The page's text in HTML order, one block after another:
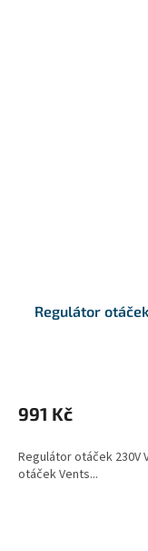
Regulátor
991 Kč
Regulátor otáček 230V
otáček Vents...